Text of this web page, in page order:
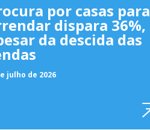
por casas para
dispara 36%,
da descida das
julho de 2026